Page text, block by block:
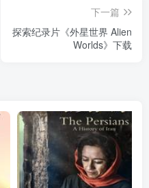
下一篇
探索纪录片《外星世界 Alien
Worlds》下载